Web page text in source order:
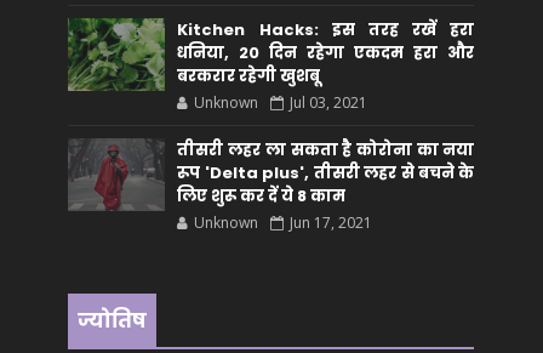
Kitchen Hacks: इस तरह रखें हरा
धनिया, 20 दिन रहेगा एकदम हरा और
बरकरार रहेगी खुशबू
Unknown Jul 03, 2021
तीसरी लहर ला सकता है कोरोना का नया
रूप 'Delta plus', तीसरी लहर से बचने के
लिए शुरू कर दें ये 8 काम
Unknown Jun 17, 2021
ज्योतिष